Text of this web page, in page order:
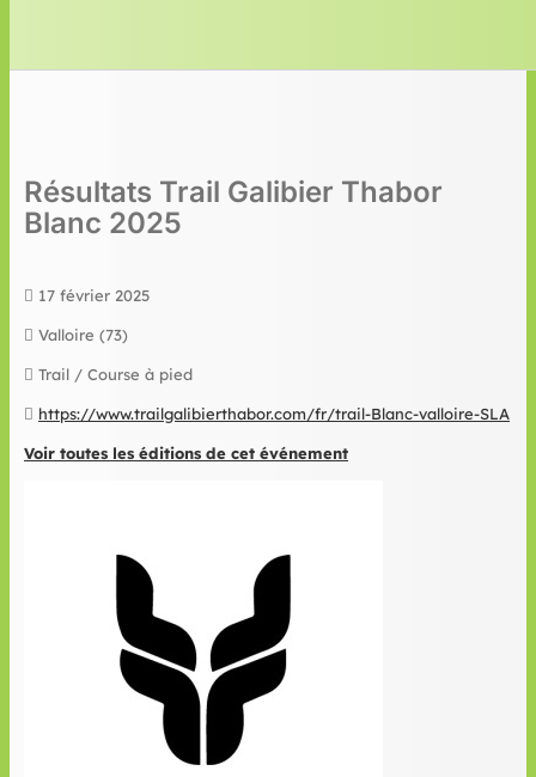
Résultats Trail Galibier Thabor
Blanc 2025
17 février 2025
Valloire (73)
Trail / Course à pied
https://www.trailgalibierthabor.com/fr/trail-Blanc-valloire-SLA
Voir toutes les éditions de cet événement